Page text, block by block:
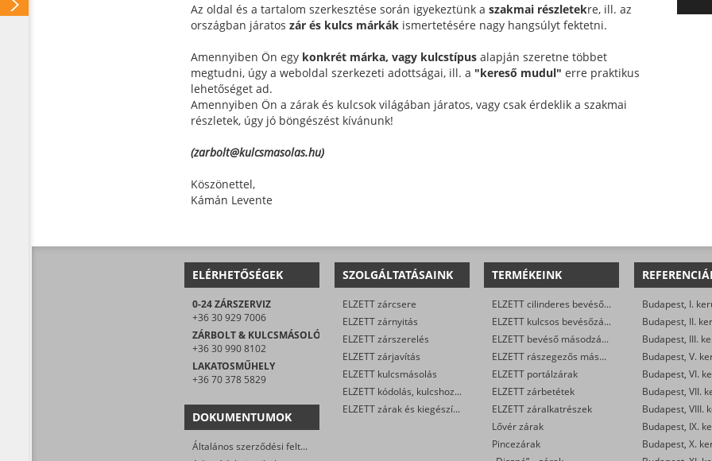
Az oldal és a tartalom szerkesztése során igyekeztünk a szakmai részletekre, ill. az
országban járatos zár és kulcs márkák ismertetésére nagy hangsúlyt fektetni.
Amennyiben Ön egy konkrét márka, vagy kulcstípus alapján szeretne többet
megtudni, úgy a weboldal szerkezeti adottságai, ill. a "kereső mudul" erre praktikus
lehetőséget ad.
Amennyiben Ön a zárak és kulcsok világában járatos, vagy csak érdeklik a szakmai
részletek, úgy jó böngészést kívánunk!
(zarbolt@kulcsmasolas.hu)
Köszönettel,
Kámán Levente
ELÉRHETŐSÉGEK
0-24 ZÁRSZERVIZ
+36 30 929 7006
ZÁRBOLT & KULCSMÁSOLÓ
+36 30 990 8102
LAKATOSMŰHELY
+36 70 378 5829
DOKUMENTUMOK
Általános szerződési feltételek
SZOLGÁLTATÁSAINK
ELZETT zárcsere
ELZETT zárnyitás
ELZETT zárszerelés
ELZETT zárjavítás
ELZETT kulcsmásolás
ELZETT kódolás, kulcshoz zárbetét készítése
ELZETT zárak és kiegészítők kereskedelme
TERMÉKEINK
ELZETT cilinderes bevéső-zárak
ELZETT kulcsos bevésőzárak
ELZETT bevéső másodzárak
ELZETT rászegezős másodzárak
ELZETT portálzárak
ELZETT zárbetétek
ELZETT záralkatrészek
Lővér zárak
Pincezárak
Budapest, I.
Budapest, II.
Budapest, III.
Budapest, V.
Budapest, VI.
Budapest, VII.
Budapest, VIII.
Budapest, IX.
Budapest, X.